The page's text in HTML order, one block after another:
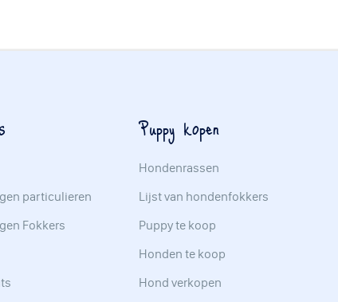
particulieren
Fokkers
Puppy kopen
Hondenrassen
Lijst van hondenfokkers
Puppy te koop
Honden te koop
Hond verkopen